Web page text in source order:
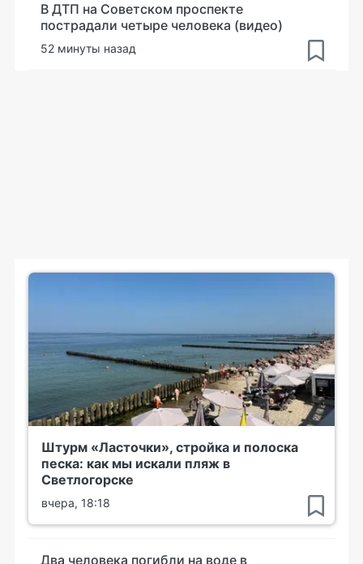
В ДТП на Советском проспекте
пострадали четыре человека (видео)
52 минуты назад
Штурм «Ласточки», стройка и полоска
песка: как мы искали пляж в
Светлогорске
вчера, 18:18
Два человека погибли на воде в